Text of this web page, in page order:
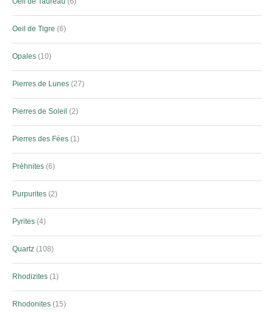
Oeil de Tigre 6
Opales 10
Pierres de Lunes 27
Pierres de Soleil 2
Pierres des Fées 1
Préhnites 6
Purpurites 2
Pyrites 4
Quartz 108
Rhodizites 1
Rhodonites 15